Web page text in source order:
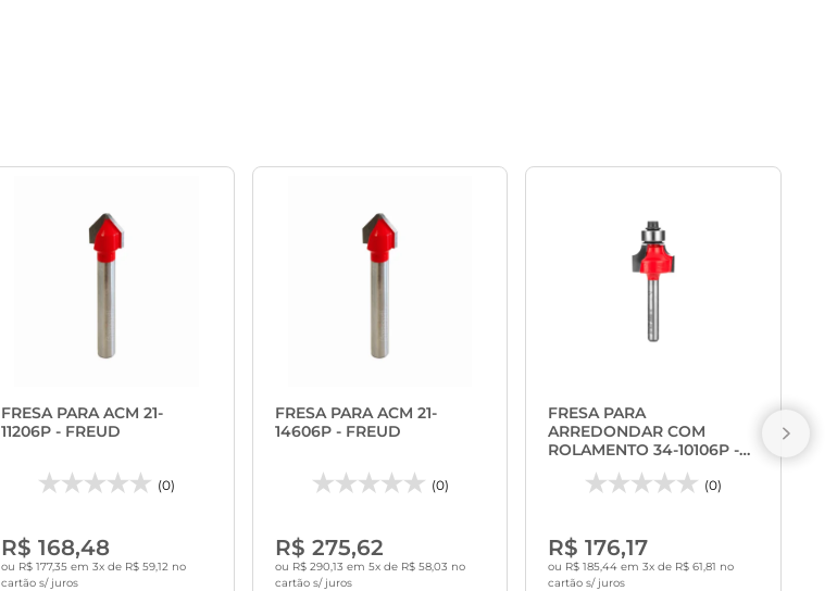
FRESA PARA ACM 21-
11206P - FREUD
(0)
R$ 168,48
ou R$ 177,35 em 3x de R$ 59,12 no
cartão s/ juros
FRESA PARA ACM 21-
14606P - FREUD
(0)
R$ 275,62
ou R$ 290,13 em 5x de R$ 58,03 no
cartão s/ juros
FRESA PARA
ARREDONDAR COM
ROLAMENTO 34-10106P -
FREUD
(0)
R$ 176,17
ou R$ 185,44 em 3x de R$ 61,81 no
cartão s/ juros